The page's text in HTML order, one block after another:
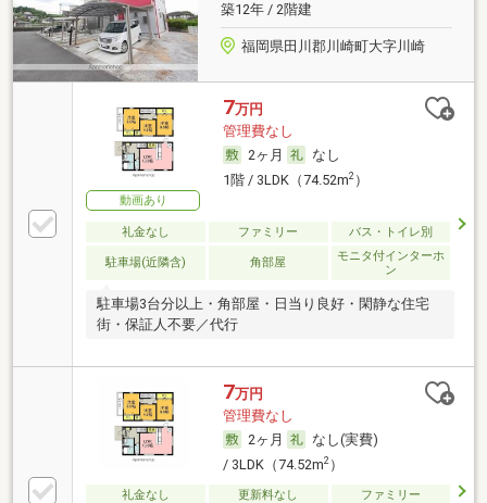
築12年 / 2階建
福岡県田川郡川崎町大字川崎
動画あり
7万円
管理費なし
2ヶ月
なし
1階 / 3LDK（74.52m2）
礼金なし ファミリー バス・トイレ別
駐車場(近隣含) 角部屋
モニタ付インターホ
ン
駐車場3台分以上・角部屋・日当り良好・閑静な住宅
街・保証人不要／代行
7万円
管理費なし
2ヶ月
なし(実費)
/ 3LDK（74.52m2）
礼金なし 更新料なし
ファミリー